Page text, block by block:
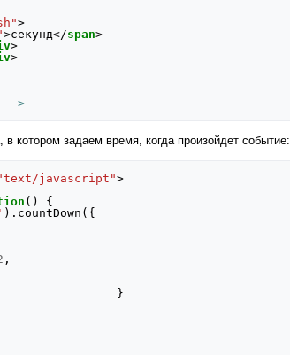
>
>секунд</span>
>
>
-->
котором задаем время, когда произойдет событие:
javascript">
()
{
). countDown ({
,
}